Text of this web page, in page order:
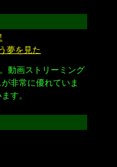
夢を見た
動画ストリーミング
非常に優れていま
す。